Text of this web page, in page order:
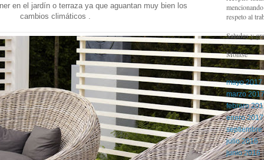
en el jardín o terraza ya que aguantan muy bien los
cambios climáticos .
respeto al
Saludos y
Montse
mayo 2017
marzo 2017
febrero
enero 2017
septiembre
julio 2016
junio 2016